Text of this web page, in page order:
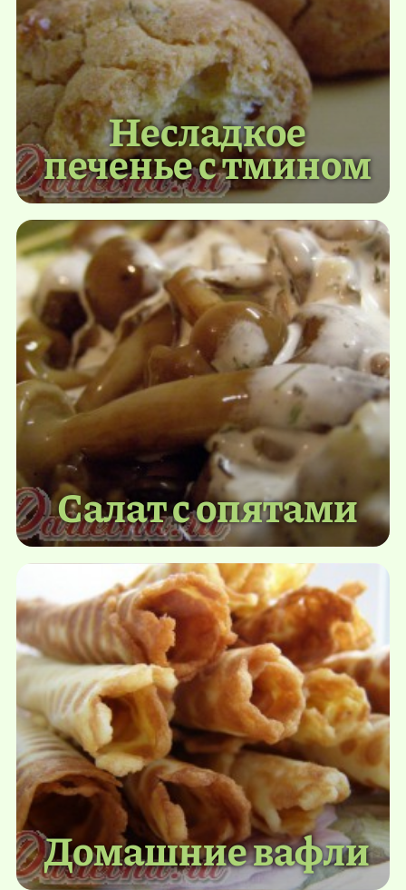
Несладкое
печенье с тмином
Салат с опятами
Домашние вафли